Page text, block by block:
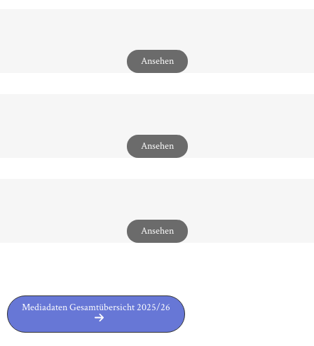
Ansehen
Ansehen
Ansehen
Mediadaten Gesamtübersicht 2025/26